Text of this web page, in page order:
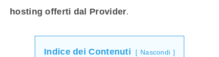
hosting offerti dal Provider.
Indice dei Contenuti Nascondi